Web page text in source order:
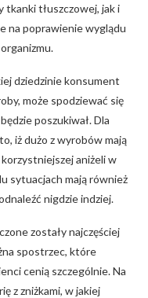
tłuszczowej, jak i
na poprawienie wyglądu
dziedzinie konsument
może spodziewać się
poszukiwał. Dla
iż dużo z wyrobów mają
aniżeli w
sytuacjach mają również
nigdzie indziej.
zostały najczęściej
spostrzec, które
cenią szczególnie. Na
z zniżkami, w jakiej